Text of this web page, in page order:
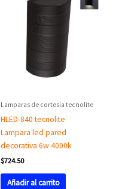
Lamparas de cortesia tecnolite
HLED-840 tecnolite
Lampara led pared
decorativa 6w 4000k
$724.50
Añadir al carrito